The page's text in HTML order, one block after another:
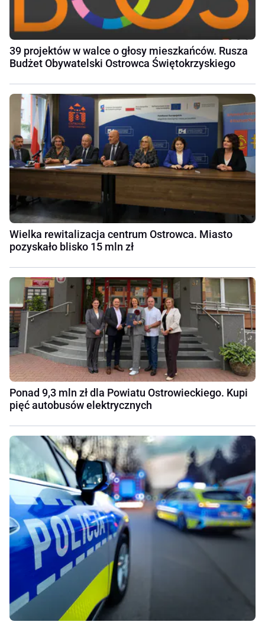
39 projektów w walce o głosy mieszkańców. Rusza
Budżet Obywatelski Ostrowca Świętokrzyskiego
Wielka rewitalizacja centrum Ostrowca. Miasto
pozyskało blisko 15 mln zł
Ponad 9,3 mln zł dla Powiatu Ostrowieckiego. Kupi
pięć autobusów elektrycznych